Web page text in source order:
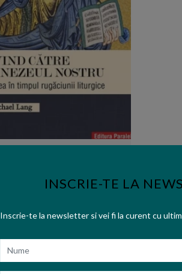
INSCRIE-TE LA
Inscrie-te la newsletter si vei fi la curent cu
Dumnezeul nostru. Orientarea in
timpul rugaciunii liturgice
42,29 lei
ADAUGA IN COS